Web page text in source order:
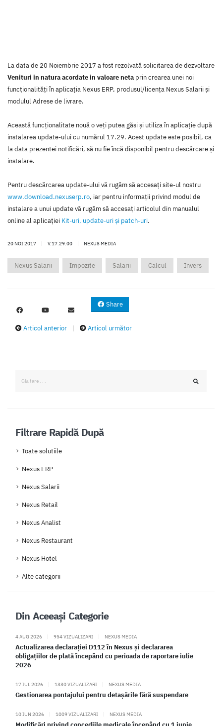
La data de 20 Noiembrie 2017 a fost rezolvată solicitarea de dezvoltare
Venituri in natura acordate in valoare neta prin crearea unei noi
funcţionalităţi în aplicaţia Nexus ERP, produsul/licenţa Nexus Salarii şi
modulul Adrese de livrare.
Această funcţionalitate nouă o veţi putea găsi şi utiliza în aplicaţie după
instalarea update-ului cu numărul 17.29. Acest update este posibil, ca
la data prezentei notificări, să nu fie încă disponibil pentru descărcare şi
instalare.
Pentru descărcarea update-ului vă rugăm să accesaţi site-ul nostru
www.download.nexuserp.ro, iar pentru informaţii privind modul de
instalare a unui update vă rugăm să accesaţi articolul din manualul
online al aplicaţiei Kit-uri, update-uri şi patch-uri.
20 NOI 2017 | V.17.29.00 | NEXUS MEDIA
Nexus Salarii Impozite Salarii Calcul Invers
Share
Articol anterior | Articol următor
Filtrare Rapidă După
Toate solutiile
Nexus ERP
Nexus Salarii
Nexus Retail
Nexus Analist
Nexus Restaurant
Nexus Hotel
Alte categorii
Din Aceeași Categorie
4 AUG 2026 | 954 VIZUALIZARI | NEXUS MEDIA
Actualizarea declarației D112 în Nexus și declararea
obligațiilor de plată începând cu perioada de raportare iulie
2026
17 IUL 2026 | 1330 VIZUALIZARI | NEXUS MEDIA
Gestionarea pontajului pentru detașările fără suspendare
10 IUN 2026 | 1009 VIZUALIZARI | NEXUS MEDIA